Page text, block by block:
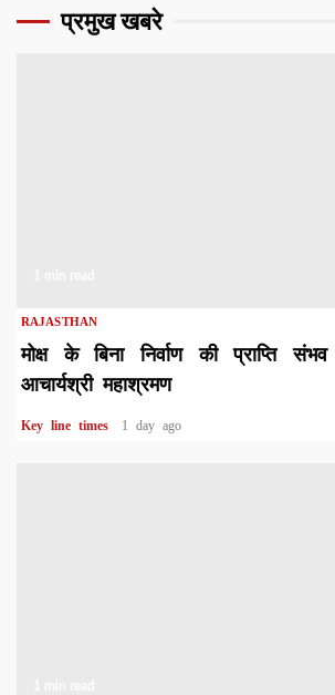
प्रमुख खबरे
RAJASTHAN
मोक्ष के बिना निर्वाण की प्राप्ति
आचार्यश्री महाश्रमण
Key line times 1 day ago